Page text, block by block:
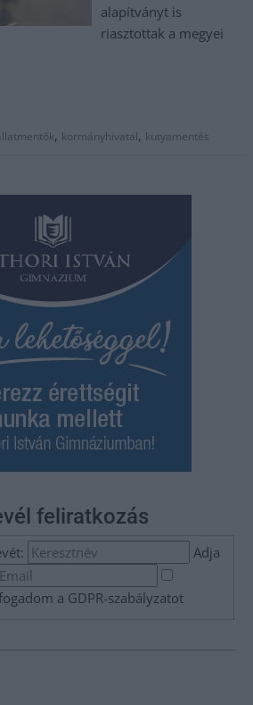
alapítványt is
riasztottak a megyei
, kormányhivatal, kutyamentés
feliratkozás
Adja
a GDPR-szabályzatot